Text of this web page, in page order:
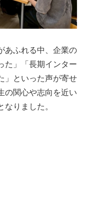
あふれる中、企業の
た」「長期インター
」といった声が寄せ
の関心や志向を近い
りました。